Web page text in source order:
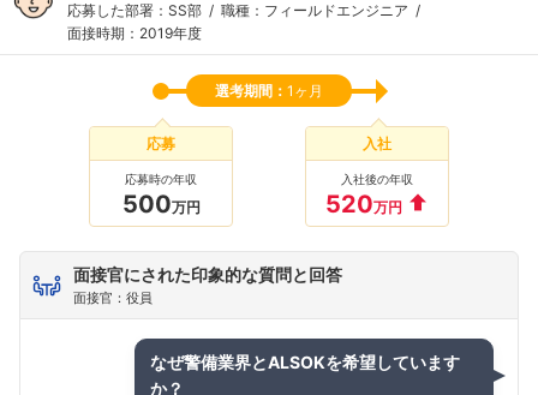
応募した部署：SS部
職種：フィールドエンジニア
面接時期：2019年度
選考期間： 1ヶ月
応募
応募時の年収
500万円
入社
入社後の年収
520万円
面接官にされた印象的な質問と回答
面接官：役員
なぜ警備業界とALSOKを希望しています
か？